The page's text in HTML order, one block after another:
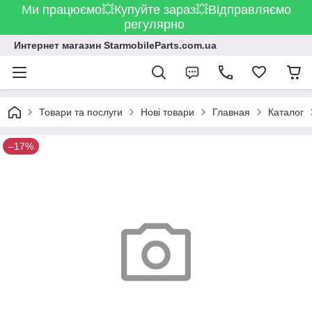
Ми працюємо💥Купуйте зараз💥Відправляємо
регулярно
Интернет магазин StarmobileParts.com.ua
Товари та послуги Нові товари Главная Каталог
–17%